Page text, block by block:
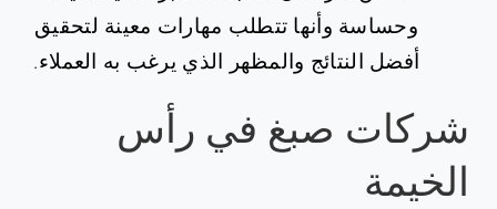
وحساسة وأنها تتطلب مهارات معينة لتحقيق
أفضل النتائج والمظهر الذي يرغب به العملاء.
شركات صبغ في رأس
الخيمة